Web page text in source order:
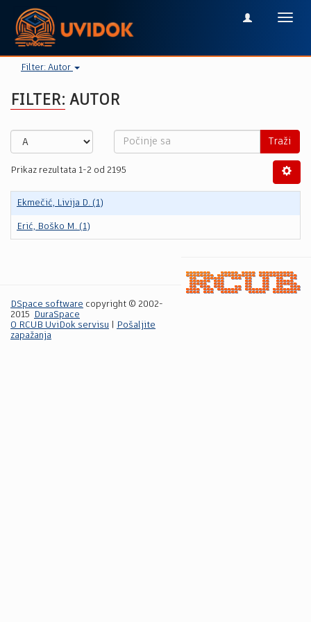
Filter: Autor
FILTER: AUTOR
Traži
Prikaz rezultata 1-2 od 2195
Ekmečić, Livija D. (1)
Erić, Boško M. (1)
DSpace software copyright © 2002-
2015
DuraSpace
O RCUB UviDok servisu
Pošaljite
zapažanja